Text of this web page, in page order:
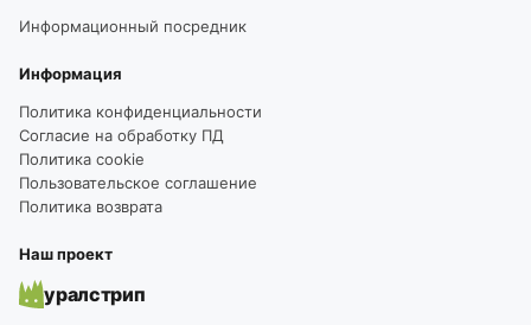
Информационный посредник
Информация
Политика конфиденциальности
Согласие на обработку ПД
Политика cookie
Пользовательское соглашение
Политика возврата
Наш проект
уралстрип